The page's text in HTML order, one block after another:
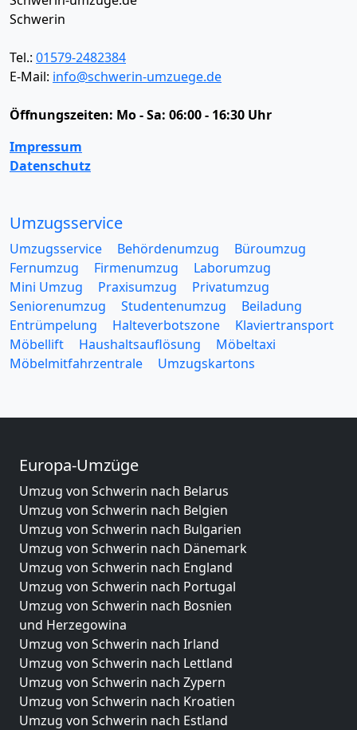
Schwerin
Tel.: 01579-2482384
E-Mail: info@schwerin-umzuege.de
Öffnungszeiten: Mo - Sa: 06:00 - 16:30 Uhr
Impressum
Datenschutz
Umzugsservice
Umzugsservice Behördenumzug
Büroumzug
Fernumzug
Firmenumzug
Laborumzug
Mini Umzug
Praxisumzug
Privatumzug
Seniorenumzug
Studentenumzug
Beiladung
Entrümpelung
Halteverbotszone
Klaviertransport
Möbellift
Haushaltsauflösung
Möbeltaxi
Möbelmitfahrzentrale
Umzugskartons
Europa-Umzüge
Umzug von Schwerin nach Belarus
Umzug von Schwerin nach Belgien
Umzug von Schwerin nach Bulgarien
Umzug von Schwerin nach Dänemark
Umzug von Schwerin nach England
Umzug von Schwerin nach Portugal
Umzug von Schwerin nach Bosnien
und Herzegowina
Umzug von Schwerin nach Irland
Umzug von Schwerin nach Lettland
Umzug von Schwerin nach Zypern
Umzug von Schwerin nach Kroatien
Umzug von Schwerin nach Estland